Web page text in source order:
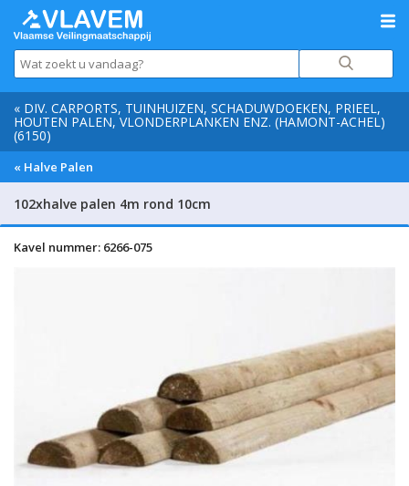
« DIV. CARPORTS, TUINHUIZEN, SCHADUWDOEKEN, PRIEEL,
HOUTEN PALEN, VLONDERPLANKEN ENZ. (HAMONT-ACHEL)
(6150)
« Halve Palen
102xhalve palen 4m rond 10cm
Kavel nummer: 6266-075